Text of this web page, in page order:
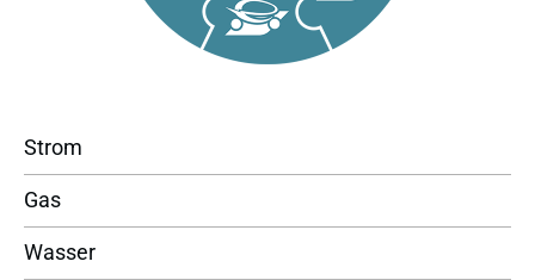
Strom
Gas
Wasser